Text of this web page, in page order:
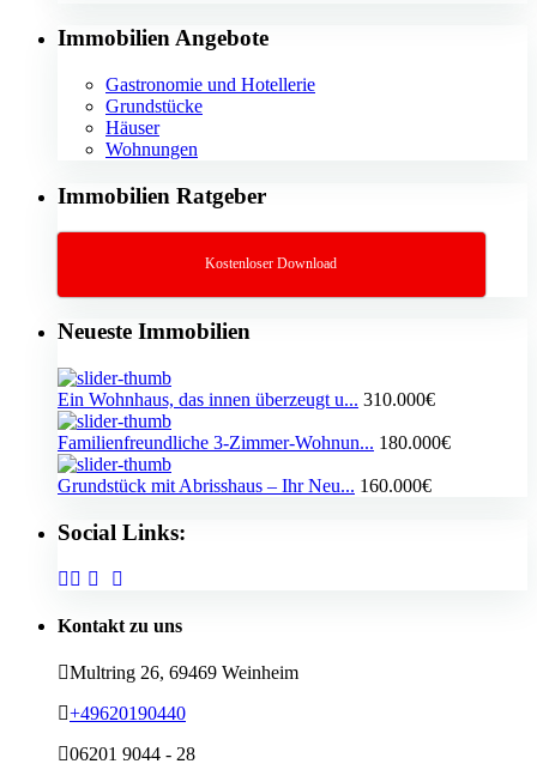
Immobilien Angebote
Gastronomie und Hotellerie
Grundstücke
Häuser
Wohnungen
Immobilien Ratgeber
Kostenloser Download
Neueste Immobilien
Ein Wohnhaus, das innen überzeugt u... 310.000€
Familienfreundliche 3-Zimmer-Wohnun... 180.000€
Grundstück mit Abrisshaus – Ihr Neu... 160.000€
Social Links:
Kontakt zu uns
Multring 26, 69469 Weinheim
+49620190440
06201 9044 - 28